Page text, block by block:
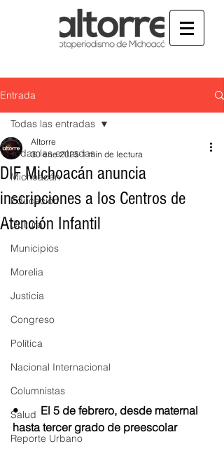
Entrada
Todas las entradas
Michoacán
Educación
Cultura
Municipios
Morelia
Justicia
Congreso
Política
Nacional Internacional
Columnistas
Salud
Reporte Urbano
Todas las entradas
DIF Michoacán anuncia
inscripciones a los Centros de
Atención Infantil
Altorre
30 ene 2025 1 min de lectura
•	El 5 de febrero, desde maternal
hasta tercer grado de preescolar